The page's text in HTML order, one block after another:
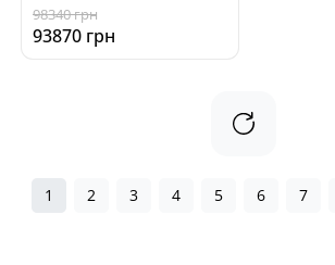
98340 грн
93870 грн
1 2 3 4 5 6 7